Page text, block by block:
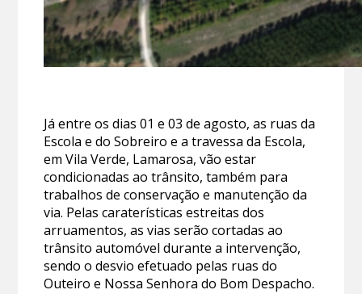
Já entre os dias 01 e 03 de agosto, as ruas da
Escola e do Sobreiro e a travessa da Escola,
em Vila Verde, Lamarosa, vão estar
condicionadas ao trânsito, também para
trabalhos de conservação e manutenção da
via. Pelas caraterísticas estreitas dos
arruamentos, as vias serão cortadas ao
trânsito automóvel durante a intervenção,
sendo o desvio efetuado pelas ruas do
Outeiro e Nossa Senhora do Bom Despacho.